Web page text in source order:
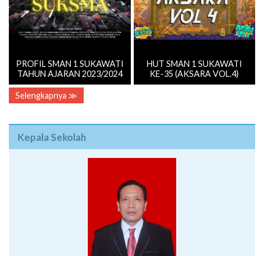
PROFIL SMAN 1 SUKAWATI
TAHUN AJARAN 2023/2024
HUT SMAN 1 SUKAWATI
KE-35 (AKSARA VOL.4)
Selengkapnya ≫
Kepala Sekolah